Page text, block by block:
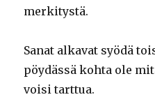
merkitystä.
Sanat alkavat syödä
pöydässä kohta ole
voisi tarttua.